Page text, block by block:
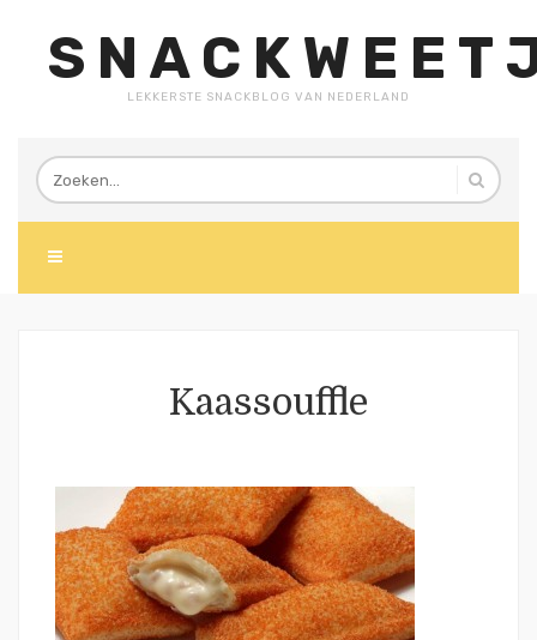
LEKKERSTE SNACKBLOG VAN NEDERLAND
Kaassouffle